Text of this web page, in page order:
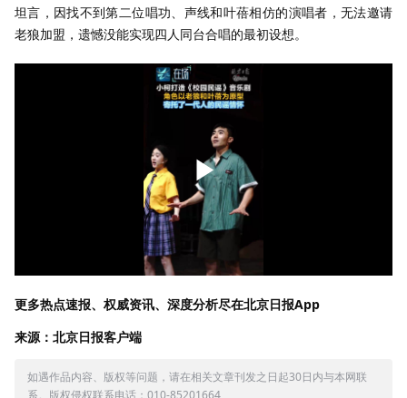
坦言，因找不到第二位唱功、声线和叶蓓相仿的演唱者，无法邀请
老狼加盟，遗憾没能实现四人同台合唱的最初设想。
更多热点速报、权威资讯、深度分析尽在北京日报App
来源：北京日报客户端
如遇作品内容、版权等问题，请在相关文章刊发之日起30日内与本网联
系。版权侵权联系电话：010-85201664